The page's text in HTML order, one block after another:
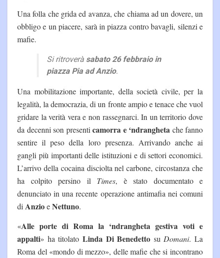
Una folla che grida ed avanza, che chiama ad un dovere, un
obbligo e un piacere, sarà in piazza contro bavagli, silenzi e
mafie.
Si ritroverà sabato 26 febbraio in
piazza Pia ad Anzio.
Una mobilitazione importante, della società civile, per la
legalità, la democrazia, di un fronte ampio e tenace che vuol
gridare la verità vera e non rassegnarci. In un territorio dove
da decenni son presenticamorra e ‘ndrangheta che fanno
sentire il peso della loro presenza. Arrivando anche ai
gangli più importanti delle istituzioni e di settori economici.
L’arrivo della cocaina disciolta nel carbone, circostanza che
ha colpito persino il Times, è stato documentato e
denunciato in una recente operazione antimafia nei comuni
diAnzioeNettuno.
«Alle porte di Roma la ‘ndrangheta gestiva voti e
appalti» ha titolato Linda Di Benedetto su Domani. La
Roma del «mondo di mezzo», delle mafie che si incontrano